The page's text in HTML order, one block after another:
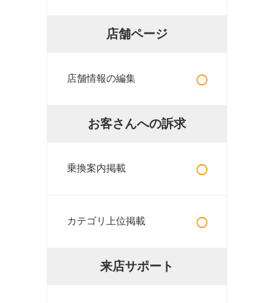
店舗ページ
店舗情報の編集 ○
お客さんへの訴求
乗換案内掲載 ○
カテゴリ上位掲載 ○
来店サポート